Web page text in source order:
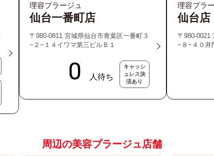
理容プラージュ
仙台一番町店
〒980-0811 宮城県仙台市青葉区一番町３
−２−１４イワマ第三ビルＢ１
キャッシ
ュレス決
済あり
理容プラ
仙台店
〒980-0021
−８−４０井
周辺の美容プラージュ店舗